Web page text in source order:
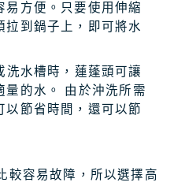
易方便。只要使用伸縮
拉到鍋子上，即可將水
洗水槽時，蓮蓬頭可讓
量的水。 由於沖洗所需
以節省時間，還可以節
較容易故障，所以選擇高